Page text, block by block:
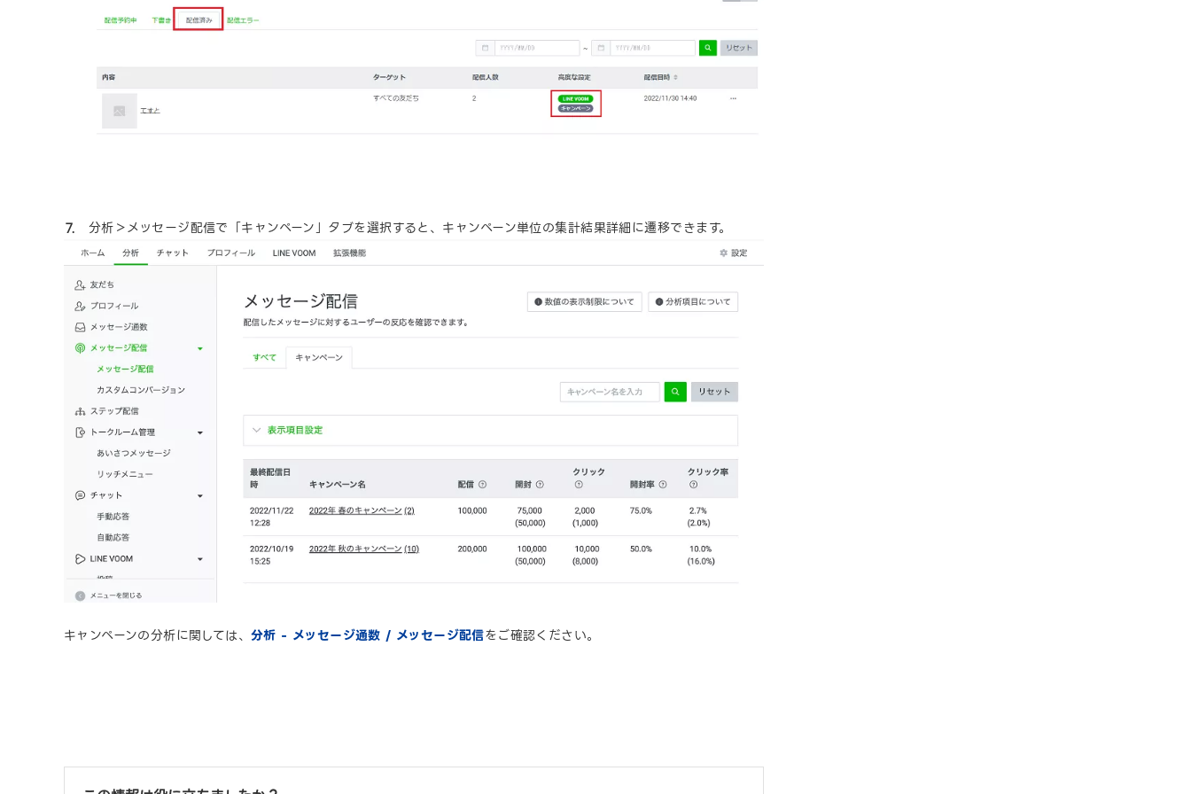
分析＞メッセージ配信で「キャンペーン」タブを選択すると、キャンペーン単位の集計結果詳細に遷移できます。
キャンペーンの分析に関しては、 分析 - メッセージ通数 / メッセージ配信をご確認ください。